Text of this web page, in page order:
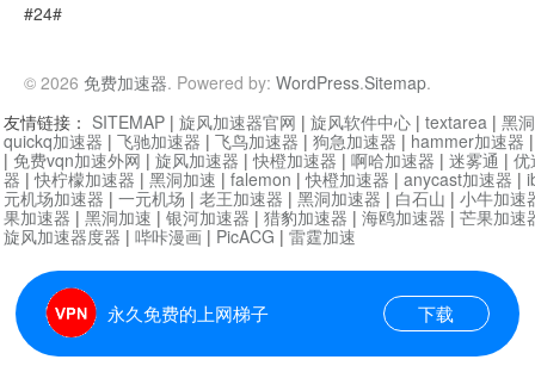
#24#
© 2026 免费加速器. Powered by: WordPress.Sitemap.
永久免费的上网梯子 下载
友情链接： SITEMAP | 旋风加速器官网 | 旋风软件中心 | textarea | 黑
quickq加速器 | 飞驰加速器 | 飞鸟加速器 | 狗急加速器 | hammer加速器
| 免费vqn加速外网 | 旋风加速器 |快橙加速器 | 啊哈加速器 | 迷雾通 | 优
器 |快柠檬加速器 | 黑洞加速 | falemon |快橙加速器 | anycast加速器 |
元机场加速器 | 一元机场 | 老王加速器 | 黑洞加速器 | 白石山 | 小牛加速
果加速器 | 黑洞加速 | 银河加速器 | 猎豹加速器 | 海鸥加速器 | 芒果加速
旋风加速器度器 | 哔咔漫画 | PicACG | 雷霆加速